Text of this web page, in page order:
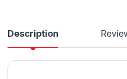
Description